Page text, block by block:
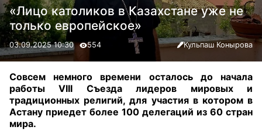
«Лицо католиков в Казахстане уже не
только европейское»
03.09.2025 10:30 554 Кульпаш Конырова
Совсем немного времени осталось до начала
работы VIІI Съезда лидеров мировых и
традиционных религий, для участия в котором в
Астану приедет более 100 делегаций из 60 стран
мира.